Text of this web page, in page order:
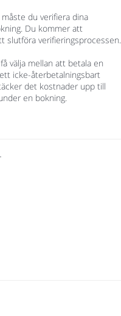
du verifiera dina
Du kommer att
slutföra verifieringsprocessen.
välja mellan att betala en
icke-återbetalningsbart
det kostnader upp till
en bokning.